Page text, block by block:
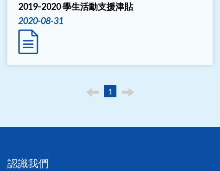
2019-2020 學生活動支援津貼
2020-08-31
1
認識我們